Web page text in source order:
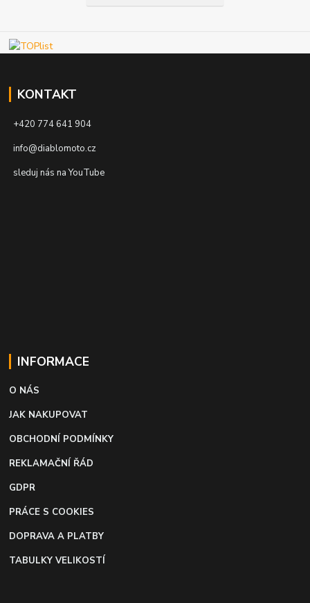
KONTAKT
+420 774 641 904
info@diablomoto.cz
sleduj nás na YouTube
INFORMACE
O NÁS
JAK NAKUPOVAT
OBCHODNÍ PODMÍNKY
REKLAMAČNÍ ŘÁD
GDPR
PRÁCE S COOKIES
DOPRAVA A PLATBY
TABULKY VELIKOSTÍ